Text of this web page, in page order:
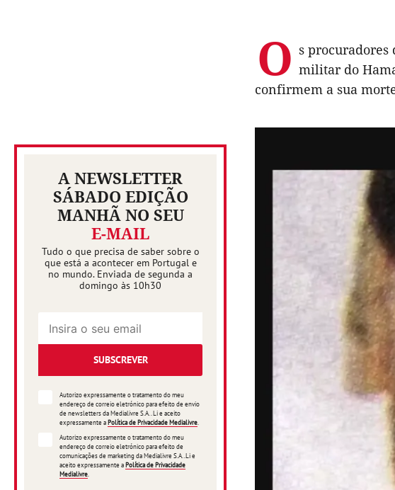
A NEWSLETTER
SÁBADO EDIÇÃO
MANHÃ NO SEU
E-MAIL
Tudo o que precisa de saber sobre o
que está a acontecer em Portugal e
no mundo. Enviada de segunda a
domingo às 10h30
SUBSCREVER
Autorizo expressamente o tratamento do meu
endereço de correio eletrónico para efeito de envio
de newsletters da Medialivre S.A.. Li e aceito
expressamente aPolítica de Privacidade Medialivre
Autorizo expressamente o tratamento do meu
endereço de correio eletrónico para efeito de
comunicações de marketing da Medialivre S.A..Li e
aceito expressamente aPolítica de Privacidade
Medialivre
O s
militar do
confirmem a sua